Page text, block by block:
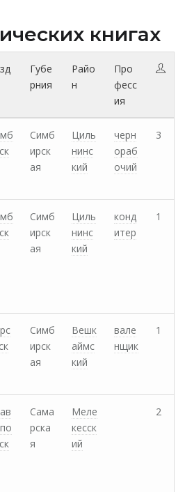
книгах
Губе
рния
Райо
н
Про
фесс
ия
Симб
ирск
ая
Циль
нинс
кий
черн
ораб
очий
3
Симб
ирск
ая
Циль
нинс
кий
конд
итер
1
Симб
ирск
ая
Вешк
аймс
кий
вале
нщик
1
Сама
рска
я
Меле
кесск
ий
2